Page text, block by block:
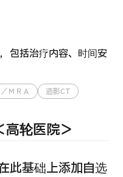
）
包括治疗内容、时间安
ＭＲＡ
造影CT
轮医院＞
此基础上添加自选